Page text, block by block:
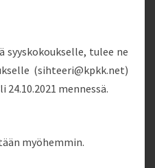
syyskokoukselle, tulee ne
(sihteeri@kpkk.net)
24.10.2021 mennessä.
myöhemmin.